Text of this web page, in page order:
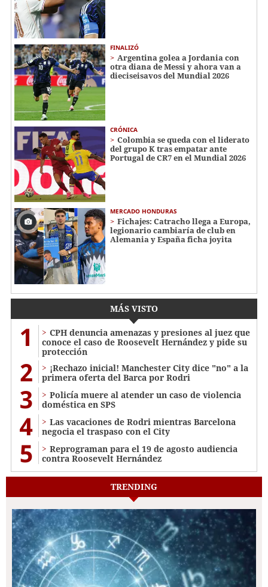
FINALIZÓ
Argentina golea a Jordania con
otra diana de Messi y ahora van a
dieciseisavos del Mundial 2026
CRÓNICA
Colombia se queda con el liderato
del grupo K tras empatar ante
Portugal de CR7 en el Mundial 2026
MERCADO HONDURAS
Fichajes: Catracho llega a Europa,
legionario cambiaría de club en
Alemania y España ficha joyita
MÁS VISTO
1
CPH denuncia amenazas y presiones al juez que
conoce el caso de Roosevelt Hernández y pide su
protección
2
¡Rechazo inicial! Manchester City dice "no" a la
primera oferta del Barca por Rodri
3
Policía muere al atender un caso de violencia
doméstica en SPS
4
Las vacaciones de Rodri mientras Barcelona
negocia el traspaso con el City
5
Reprograman para el 19 de agosto audiencia
contra Roosevelt Hernández
TRENDING